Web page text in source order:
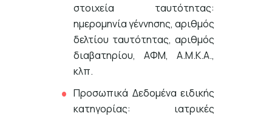
στοιχεία ταυτότητας:
ημερομηνία γέννησης, αριθμός
δελτίου ταυτότητας, αριθμός
διαβατηρίου, ΑΦΜ, Α.Μ.Κ.Α.,
κλπ.
Προσωπικά Δεδομένα ειδικής
κατηγορίας: ιατρικές